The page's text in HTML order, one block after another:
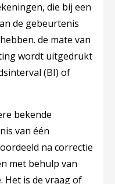
die bij een
de gebeurtenis
de mate van
wordt uitgedrukt
(BI) of
bekende
van één
na correctie
met behulp van
Het is de vraag of